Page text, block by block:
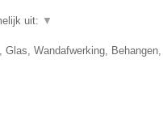
uit: ▼
Wandafwerking, Behangen,